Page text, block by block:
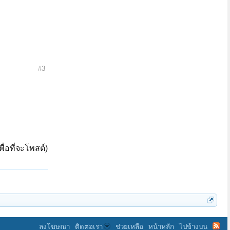
#3
อที่จะโพสต์)
ลงโฆษณา ติดต่อเรา ช่วยเหลือ หน้าหลัก ไปข้างบน